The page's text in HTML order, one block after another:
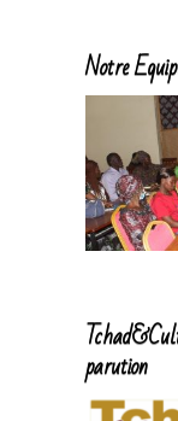
Notre
parution